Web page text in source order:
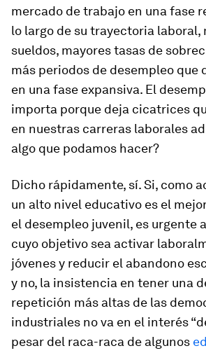
mercado de trabajo en una fase
lo largo de su trayectoria laboral,
sueldos, mayores tasas de
más periodos de desempleo que
en una fase expansiva. El
importa porque deja cicatrices
en nuestras carreras laborales
algo que podamos hacer?
Dicho rápidamente, sí. Si, como
un alto nivel educativo es el
el desempleo juvenil, es urgente
cuyo objetivo sea activar
jóvenes y reducir el abandono
y no, la insistencia en tener una
repetición más altas de las
industriales no va en el interés
pesar del raca-raca de algunos